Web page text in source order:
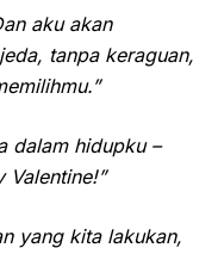
aku akan
tanpa keraguan,
dalam hidupku –
Valentine!”
yang kita lakukan,